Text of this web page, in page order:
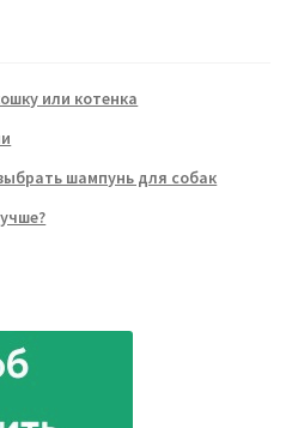
или котенка
шампунь для собак